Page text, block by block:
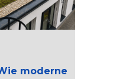
moderne